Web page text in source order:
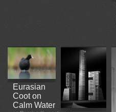
Eurasian
Coot on
Calm Water